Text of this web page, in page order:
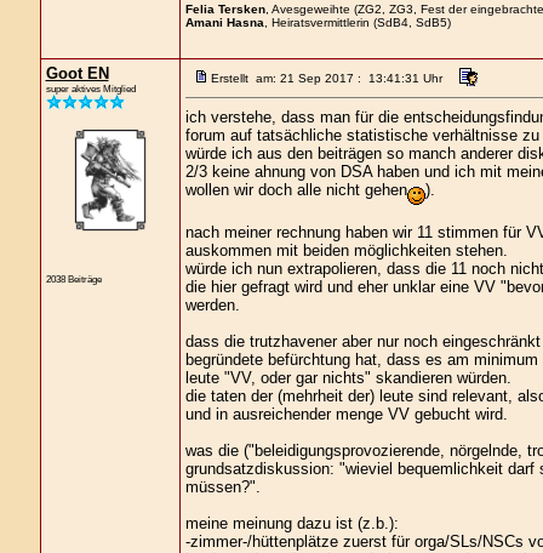
Felia Tersken, Avesgeweihte (ZG2, ZG3, Fest der
Amani Hasna , Heiratsvermittlerin (SdB4, SdB5)
Goot EN
super aktives Mitglied
2038 Beiträge
Erstellt am: 21 Sep 2017 : 13:41:31 Uhr
ich verstehe, dass man für die
forum auf tatsächliche statistische verhältnisse
würde ich aus den beiträgen so manch anderer
2/3 keine ahnung von DSA haben und ich mit
wollen wir doch alle nicht gehen
).
nach meiner rechnung haben wir 11 stimmen für
auskommen mit beiden möglichkeiten stehen.
würde ich nun extrapolieren, dass die 11 noch
die hier gefragt wird und eher unklar eine VV
werden.
dass die trutzhavener aber nur noch
begründete befürchtung hat, dass es am
leute "VV, oder gar nichts" skandieren würden.
die taten der (mehrheit der) leute sind relevant,
und in ausreichender menge VV gebucht wird.
was die ("beleidigungsprovozierende, nörgelnde,
grundsatzdiskussion: "wieviel bequemlichkeit
müssen?".
meine meinung dazu ist (z.b.):
-zimmer-/hüttenplätze zuerst für orga/SLs/NSCs